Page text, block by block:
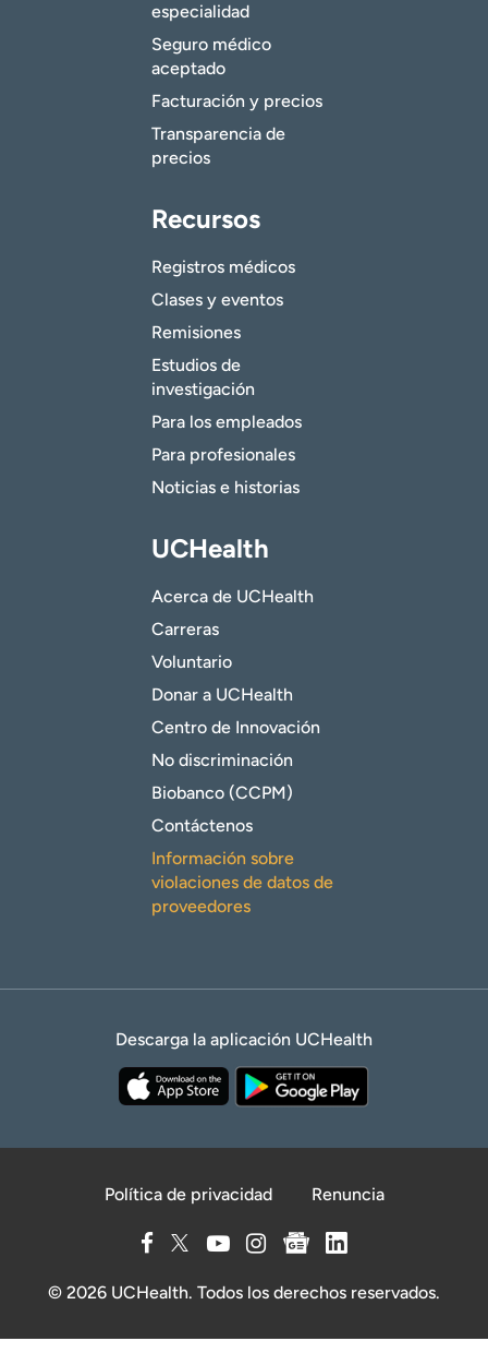
especialidad
Seguro médico
aceptado
Facturación y precios
Transparencia de
precios
Recursos
Registros médicos
Clases y eventos
Remisiones
Estudios de
investigación
Para los empleados
Para profesionales
Noticias e historias
UCHealth
Acerca de UCHealth
Carreras
Voluntario
Donar a UCHealth
Centro de Innovación
No discriminación
Biobanco (CCPM)
Contáctenos
Información sobre
violaciones de datos de
proveedores
Descarga la aplicación UCHealth
Política de privacidad Renuncia
© 2026 UCHealth. Todos los derechos reservados.